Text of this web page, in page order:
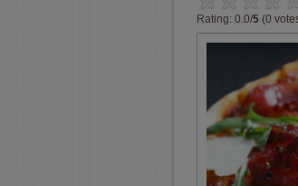
Rating: 0.0/5 (0